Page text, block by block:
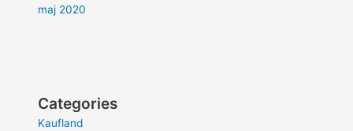
maj 2020
Categories
Kaufland